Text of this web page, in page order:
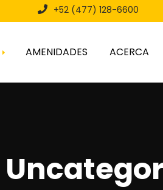
+52 (477) 128-6600
AMENIDADES ACERCA